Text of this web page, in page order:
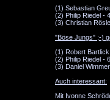
(1) Sebastian
(2) Philip Riedel -
(3) Christian
"Böse Jungs" ;-)
(1) Robert
(2) Philip Riedel -
(3) Daniel
Auch interessant:
Mit Ivonne